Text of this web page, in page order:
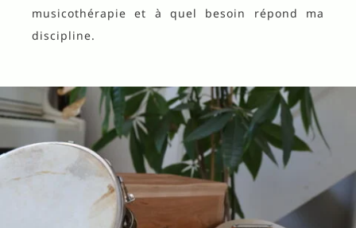
musicothérapie et à quel besoin répond ma
discipline.